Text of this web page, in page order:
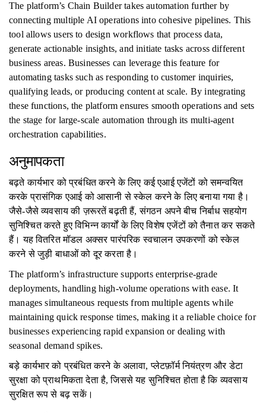
The platform’s Chain Builder takes automation further by
connecting multiple AI operations into cohesive pipelines. This
tool allows users to design workflows that process data,
generate actionable insights, and initiate tasks across different
business areas. Businesses can leverage this feature for
automating tasks such as responding to customer inquiries,
qualifying leads, or producing content at scale. By integrating
these functions, the platform ensures smooth operations and sets
the stage for large-scale automation through its multi-agent
orchestration capabilities.
अनुमापकता
बढ़ते कार्यभार को प्रबंधित करने के लिए कई एआई एजेंटों को समन्वयित
करके प्रासंगिक एआई को आसानी से स्केल करने के लिए बनाया गया है।
जैसे-जैसे व्यवसाय की ज़रूरतें बढ़ती हैं, संगठन अपने बीच निर्बाध सहयोग
सुनिश्चित करते हुए विभिन्न कार्यों के लिए विशेष एजेंटों को तैनात कर सकते
हैं। यह वितरित मॉडल अक्सर पारंपरिक स्वचालन उपकरणों को स्केल
करने से जुड़ी बाधाओं को दूर करता है।
The platform’s infrastructure supports enterprise-grade
deployments, handling high-volume operations with ease. It
manages simultaneous requests from multiple agents while
maintaining quick response times, making it a reliable choice for
businesses experiencing rapid expansion or dealing with
seasonal demand spikes.
बड़े कार्यभार को प्रबंधित करने के अलावा, प्लेटफ़ॉर्म नियंत्रण और डेटा
सुरक्षा को प्राथमिकता देता है, जिससे यह सुनिश्चित होता है कि व्यवसाय
सुरक्षित रूप से बढ़ सकें।